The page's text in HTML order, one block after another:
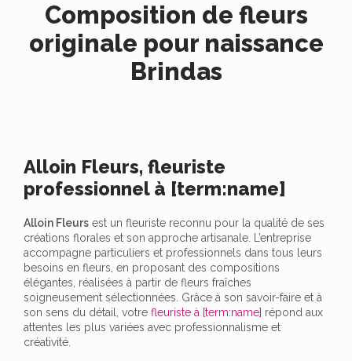
Composition de fleurs
originale pour naissance
Brindas
Alloin Fleurs, fleuriste
professionnel à [term:name]
Alloin Fleurs est un fleuriste reconnu pour la qualité de ses
créations florales et son approche artisanale. L’entreprise
accompagne particuliers et professionnels dans tous leurs
besoins en fleurs, en proposant des compositions
élégantes, réalisées à partir de fleurs fraîches
soigneusement sélectionnées. Grâce à son savoir-faire et à
son sens du détail, votre fleuriste à [term:name] répond aux
attentes les plus variées avec professionnalisme et
créativité.